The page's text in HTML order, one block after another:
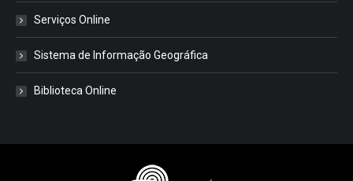
Serviços Online
Sistema de Informação Geográfica
Biblioteca Online